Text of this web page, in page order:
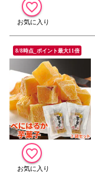
8/8時点_ポイント最大11倍